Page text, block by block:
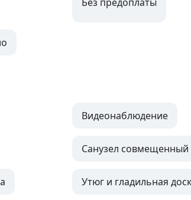
Видеонаблюдение
Санузел совмещенный
Утюг и гладильная